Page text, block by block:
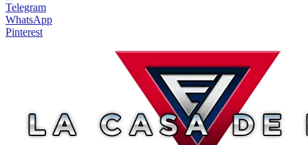
Telegram
WhatsApp
Pinterest